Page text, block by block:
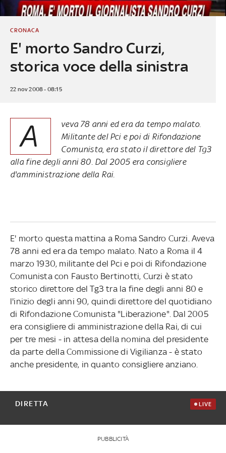
E' morto Sandro Curzi,
storica voce della sinistra
CRONACA
22 nov 2008 - 08:15
A
veva 78 anni ed era da tempo malato.
Militante del Pci e poi di Rifondazione
Comunista, era stato il direttore del Tg3
alla fine degli anni 80. Dal 2005 era consigliere
d'amministrazione della Rai.
E' morto questa mattina a Roma Sandro Curzi. Aveva
78 anni ed era da tempo malato. Nato a Roma il 4
marzo 1930, militante del Pci e poi di Rifondazione
Comunista con Fausto Bertinotti, Curzi è stato
storico direttore del Tg3 tra la fine degli anni 80 e
l'inizio degli anni 90, quindi direttore del quotidiano
di Rifondazione Comunista "Liberazione". Dal 2005
era consigliere di amministrazione della Rai, di cui
per tre mesi - in attesa della nomina del presidente
da parte della Commissione di Vigilianza - è stato
anche presidente, in quanto consigliere anziano.
DIRETTA LIVE
PUBBLICITÀ